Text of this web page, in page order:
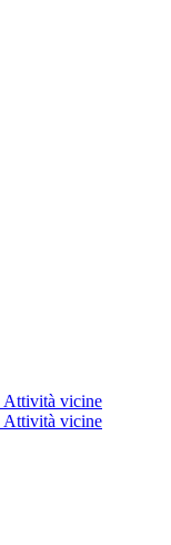
Attività vicine
Attività vicine